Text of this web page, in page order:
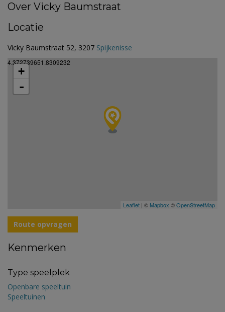
Over Vicky Baumstraat
Locatie
Vicky Baumstraat 52, 3207 Spijkenisse
4.372739651.8309232
+
-
Leaflet | © Mapbox ©OpenStreetMap
Route opvragen
Kenmerken
Type speelplek
Openbare speeltuin
Speeltuinen